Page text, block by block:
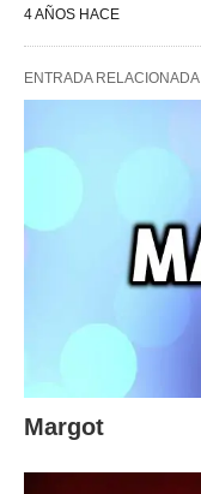
4 AÑOS HACE
ENTRADA RELACIONADA
Margot